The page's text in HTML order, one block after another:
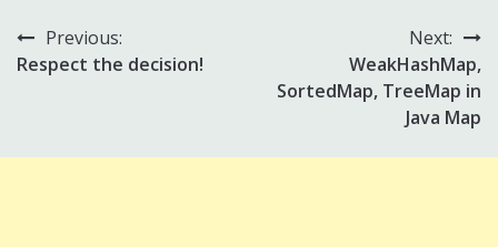
Post
navigation
Previous:
Respect the decision!
Next:
WeakHashMap,
SortedMap, TreeMap in
Java Map